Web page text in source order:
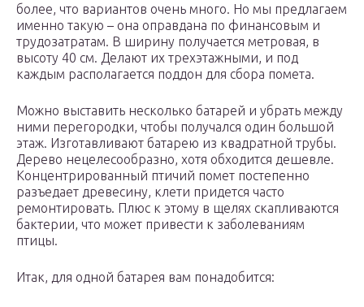
более, что вариантов очень много. Но мы предлагаем
именно такую – она оправдана по финансовым и
трудозатратам. В ширину получается метровая, в
высоту 40 см. Делают их трехэтажными, и под
каждым располагается поддон для сбора помета.
Можно выставить несколько батарей и убрать между
ними перегородки, чтобы получался один большой
этаж. Изготавливают батарею из квадратной трубы.
Дерево нецелесообразно, хотя обходится дешевле.
Концентрированный птичий помет постепенно
разъедает древесину, клети придется часто
ремонтировать. Плюс к этому в щелях скапливаются
бактерии, что может привести к заболеваниям
птицы.
Итак, для одной батарея вам понадобится: